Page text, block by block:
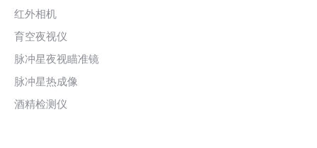
红外相机
育空夜视仪
脉冲星夜视瞄准镜
脉冲星热成像
酒精检测仪